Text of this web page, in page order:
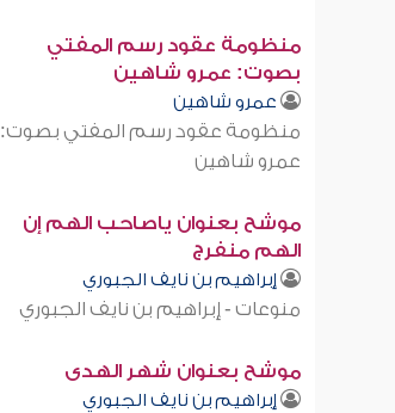
منظومة عقود رسم المفتي
بصوت: عمرو شاهين
عمرو شاهين
منظومة عقود رسم المفتي بصوت:
عمرو شاهين
موشح بعنوان ياصاحب الهم إن
الهم منفرج
إبراهيم بن نايف الجبوري
منوعات - إبراهيم بن نايف الجبوري
موشح بعنوان شهر الهدى
إبراهيم بن نايف الجبوري